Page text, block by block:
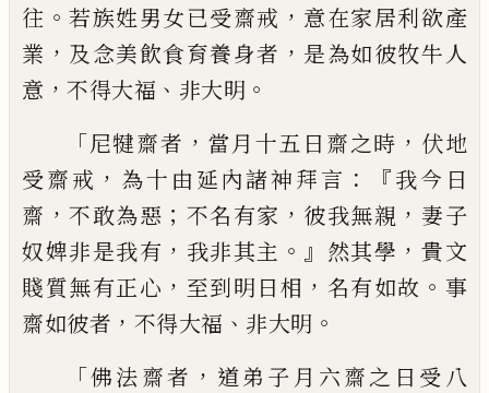
往 。若族姓男女已受齋戒 ， 意在家居利欲產
業 ， 及念美飲食育養身者 ， 是為如彼牧牛人
意 ， 不得大福 、 非大明 。
「尼犍齋者 ， 當月十五日齋之時 ， 伏地
受齋戒 ， 為十由延內諸神拜言 ：『我今日
齋 ，不敢為惡 ； 不名有家 ， 彼我無親 ， 妻子
奴婢非是我有 ， 我非其主 。』 然其學 ，貴文
賤質無有正心 ， 至到明日相 ， 名有如故 。 事
齋如彼者 ， 不得大福 、 非大明 。
「佛法齋者 ， 道弟子月六齋之日受八